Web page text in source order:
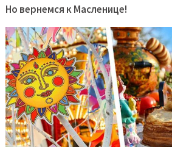
Но вернемся к Масленице!